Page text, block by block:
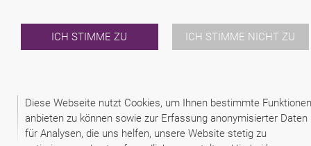
Diese Webseite nutzt Cookies, um Ihnen bestimmte
anbieten zu können sowie zur Erfassung anonymisierter Daten
für Analysen, die uns helfen, unsere Website stetig zu
ICH STIMME ZU ICH STIMME NICHT ZU